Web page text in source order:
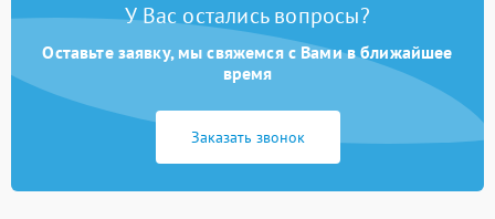
памяти
1500 ₽
Повреждение flash-
1500 ₽
У Вас остались вопросы?
Оставьте заявку, мы свяжемся с Вами в ближайшее
время
Заказать звонок